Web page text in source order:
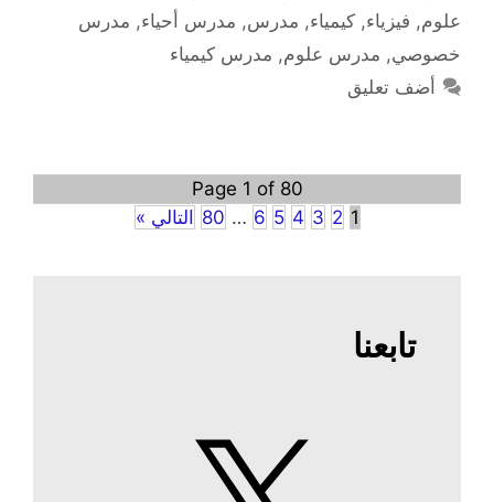
علوم, فيزياء, كيمياء, مدرس, مدرس أحياء, مدرس
خصوصي, مدرس علوم, مدرس كيمياء
أضف تعليق
Page 1 of 80
1
2
3
4
5
6
…
80 التالي »
تابعنا